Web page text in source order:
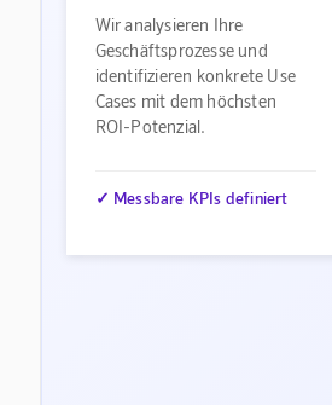
Wir analysieren Ihre
Geschäftsprozesse und
identifizieren konkrete Use
Cases mit dem höchsten
ROI-Potenzial.
✓ Messbare KPIs definiert